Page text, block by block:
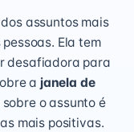
assuntos mais
Ela tem
desafiadora para
a janela de
o assunto é
mais positivas.